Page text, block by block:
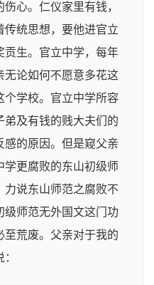
心。仁仪家里有钱，
传统思想，要他进官立
贡生。官立中学，每年
无论如何不愿意多花这
个学校。官立中学所容
弟及有钱的贱大夫们的
感的原因。但是窥父亲
学更腐败的东山初级师
力说东山师范之腐败不
级师范无外国文这门功
至荒废。父亲对于我的